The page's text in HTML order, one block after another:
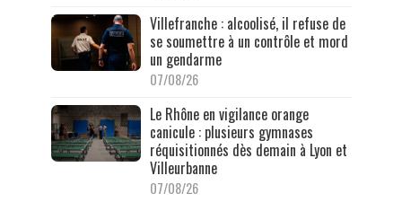
Villefranche : alcoolisé, il refuse de
se soumettre à un contrôle et mord
un gendarme
07/08/26
Le Rhône en vigilance orange
canicule : plusieurs gymnases
réquisitionnés dès demain à Lyon et
Villeurbanne
07/08/26